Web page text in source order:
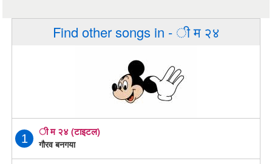
Find other songs in - ी म २४
1
ी म २४ (टाइटल)
गौरव बनगया